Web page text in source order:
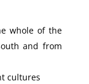
whole of the
and from
cultures